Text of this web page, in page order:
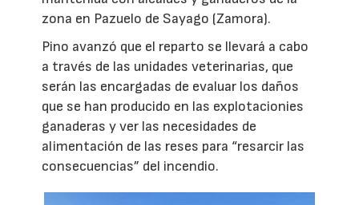
zona en Pazuelo de Sayago (Zamora).
Pino avanzó que el reparto se llevará a cabo
a través de las unidades veterinarias, que
serán las encargadas de evaluar los daños
que se han producido en las explotacionies
ganaderas y ver las necesidades de
alimentación de las reses para “resarcir las
consecuencias” del incendio.